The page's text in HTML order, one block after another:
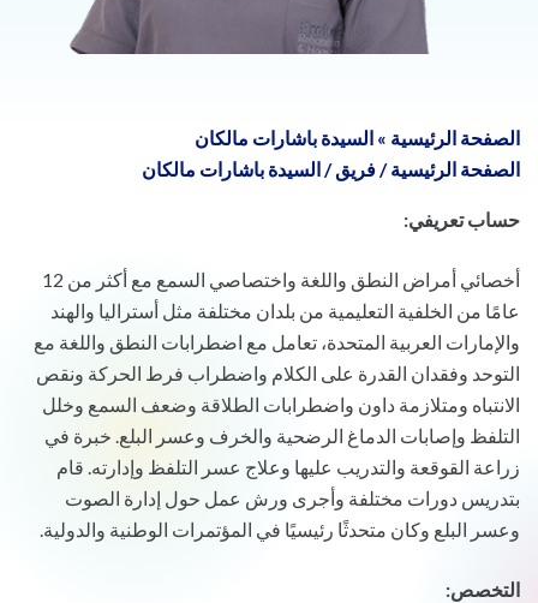
الصفحة الرئيسية » السيدة باشارات مالكان
الصفحة الرئيسية /فريق /السيدة باشارات مالكان
حساب تعريفي:
أخصائي أمراض النطق واللغة واختصاصي السمع مع أكثر من 12
عامًا من الخلفية التعليمية من بلدان مختلفة مثل أستراليا والهند
والإمارات العربية المتحدة، تعامل مع اضطرابات النطق واللغة مع
التوحد وفقدان القدرة على الكلام واضطراب فرط الحركة ونقص
الانتباه ومتلازمة داون واضطرابات الطلاقة وضعف السمع وخلل
التلفظ وإصابات الدماغ الرضحية والخرف وعسر البلع. خبرة في
زراعة القوقعة والتدريب عليها وعلاج عسر التلفظ وإدارته. قام
بتدريس دورات مختلفة وأجرى ورش عمل حول إدارة الصوت
وعسر البلع وكان متحدثًا رئيسيًا في المؤتمرات الوطنية والدولية.
التخصص: